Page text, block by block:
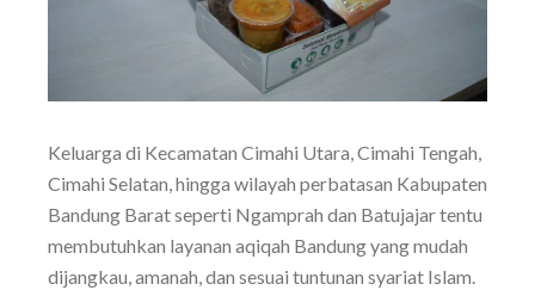
Keluarga di Kecamatan Cimahi Utara, Cimahi Tengah,
Cimahi Selatan, hingga wilayah perbatasan Kabupaten
Bandung Barat seperti Ngamprah dan Batujajar tentu
membutuhkan layanan aqiqah Bandung yang mudah
dijangkau, amanah, dan sesuai tuntunan syariat Islam.